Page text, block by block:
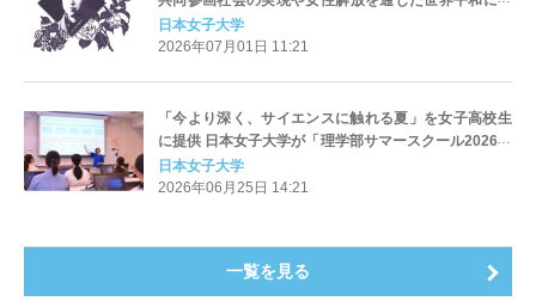
する研究・活動を募集 2026年7月1日（水）～8月31日
（月）まで ―
日本女子大学
2026年07月01日 11:21
「今より深く、サイエンスに触れる夏」を女子高校生
に提供 日本女子大学が「理学部サマースクール2026」
を開催します―少人数制の丁寧な指導で深くサイエン
スを体験できる6講座を用意―
日本女子大学
2026年06月25日 14:21
一覧を見る